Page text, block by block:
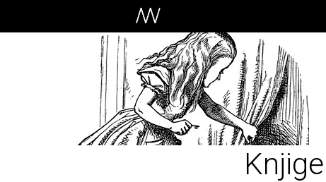
Knjige